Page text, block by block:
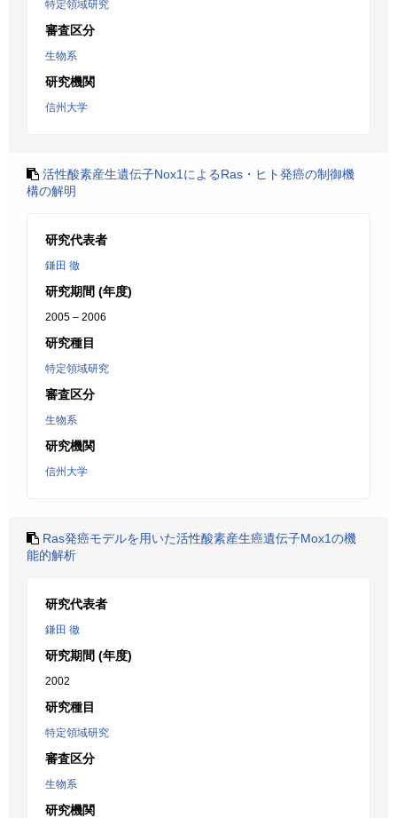
特定領域研究
審査区分
生物系
研究機関
信州大学
活性酸素産生遺伝子Nox1によるRas・ヒト発癌の制御機
構の解明
研究代表者
鎌田 徹
研究期間 (年度)
2005 – 2006
研究種目
特定領域研究
審査区分
生物系
研究機関
信州大学
Ras発癌モデルを用いた活性酸素産生癌遺伝子Mox1の機
能的解析
研究代表者
鎌田 徹
研究期間 (年度)
2002
研究種目
特定領域研究
審査区分
生物系
研究機関